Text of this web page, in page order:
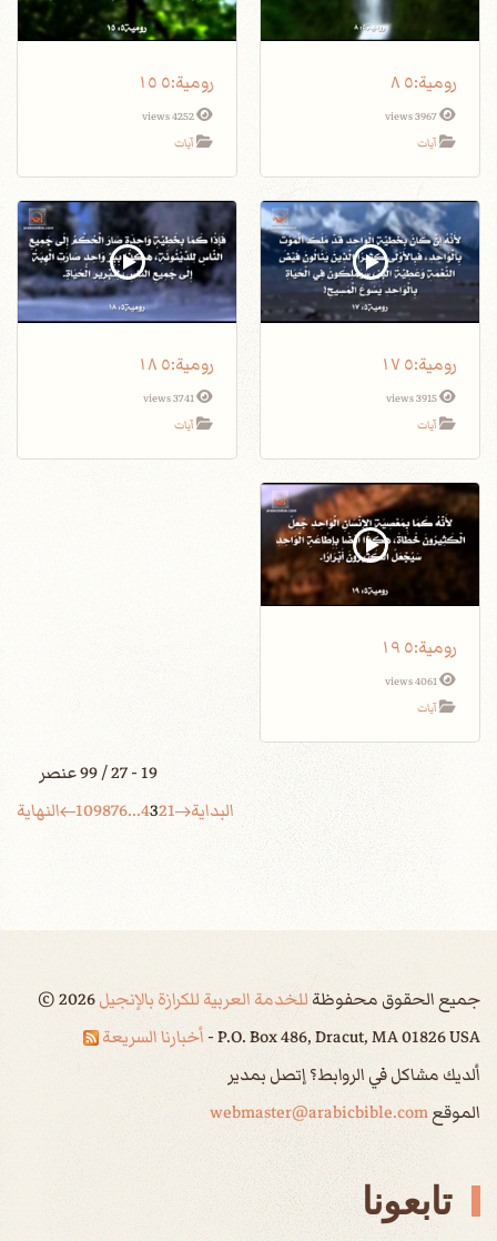
3967 views
آيات
4252 views
آيات
3915 views
آيات
3741 views
آيات
4061 views
آيات
19 - 27 / 99 عنصر
البداية
1
2
3
4
...
6
7
8
9
10 النهاية
جميع الحقوق محفوظةللخدمة العربية للكرازة بالإنجيل ©2026
P.O. Box 486, Dracut, MA 01826 USA - أخبارنا السريعة
ألديك مشاكل في الروابط؟ إتصل بمدير
الموقعwebmaster@arabicbible.com
تابعونا